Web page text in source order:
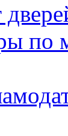
по